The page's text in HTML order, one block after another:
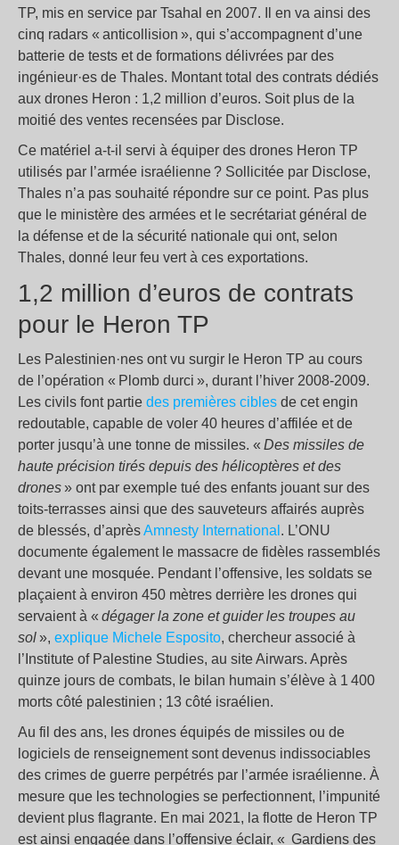
TP, mis en service par Tsahal en 2007. Il en va ainsi des
cinq radars « anticollision », qui s’accompagnent d’une
batterie de tests et de formations délivrées par des
ingénieur·es de Thales. Montant total des contrats dédiés
aux drones Heron : 1,2 million d’euros. Soit plus de la
moitié des ventes recensées par Disclose.
Ce matériel a-t-il servi à équiper des drones Heron TP
utilisés par l’armée israélienne ? Sollicitée par Disclose,
Thales n’a pas souhaité répondre sur ce point. Pas plus
que le ministère des armées et le secrétariat général de
la défense et de la sécurité nationale qui ont, selon
Thales, donné leur feu vert à ces exportations.
1,2 million d’euros de contrats
pour le Heron TP
Les Palestinien·nes ont vu surgir le Heron TP au cours
de l’opération « Plomb durci », durant l’hiver 2008-2009.
Les civils font partie des premières cibles de cet engin
redoutable, capable de voler 40 heures d’affilée et de
porter jusqu’à une tonne de missiles. « Des missiles de
haute précision tirés depuis des hélicoptères et des
drones» ont par exemple tué des enfants jouant sur des
toits-terrasses ainsi que des sauveteurs affairés auprès
de blessés, d’aprèsAmnesty International . L’ONU
documente également le massacre de fidèles rassemblés
devant une mosquée. Pendant l’offensive, les soldats se
plaçaient à environ 450 mètres derrière les drones qui
servaient à « dégager la zone et guider les troupes au
sol», explique Michele Esposito, chercheur associé à
l’Institute of Palestine Studies, au site Airwars. Après
quinze jours de combats, le bilan humain s’élève à 1 400
morts côté palestinien ; 13 côté israélien.
Au fil des ans, les drones équipés de missiles ou de
logiciels de renseignement sont devenus indissociables
des crimes de guerre perpétrés par l’armée israélienne. À
mesure que les technologies se perfectionnent, l’impunité
devient plus flagrante. En mai 2021, la flotte de Heron TP
est ainsi engagée dans l’offensive éclair, « Gardiens des